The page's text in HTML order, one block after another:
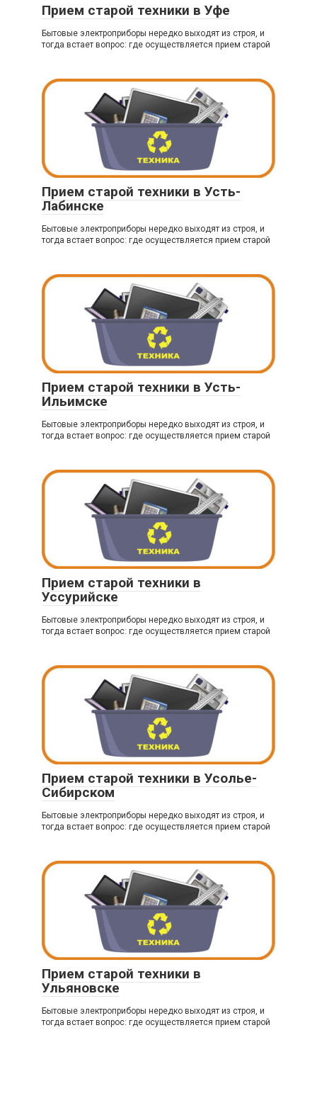
Прием старой техники в Уфе
Бытовые электроприборы нередко выходят из строя, и
тогда встает вопрос: где осуществляется прием старой
Прием старой техники в Усть-
Лабинске
Бытовые электроприборы нередко выходят из строя, и
тогда встает вопрос: где осуществляется прием старой
Прием старой техники в Усть-
Ильимске
Бытовые электроприборы нередко выходят из строя, и
тогда встает вопрос: где осуществляется прием старой
Прием старой техники в
Уссурийске
Бытовые электроприборы нередко выходят из строя, и
тогда встает вопрос: где осуществляется прием старой
Прием старой техники в Усолье-
Сибирском
Бытовые электроприборы нередко выходят из строя, и
тогда встает вопрос: где осуществляется прием старой
Прием старой техники в
Ульяновске
Бытовые электроприборы нередко выходят из строя, и
тогда встает вопрос: где осуществляется прием старой